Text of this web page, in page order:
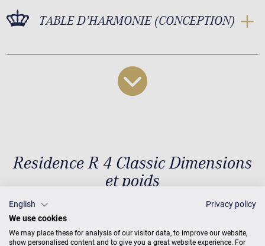
TABLE D’HARMONIE (CONCEPTION)
Residence R 4 Classic Dimensions
et poids
Dimensions et poids
H 120 × L
English
Privacy policy
We use cookies
We may place these for analysis of our visitor data, to improve our website,
show personalised content and to give you a great website experience. For